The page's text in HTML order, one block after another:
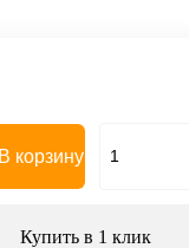
В корзину
Купить в 1 клик